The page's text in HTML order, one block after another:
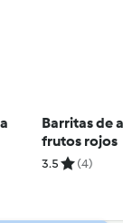
Barritas de
frutos rojos
3.5 (4)